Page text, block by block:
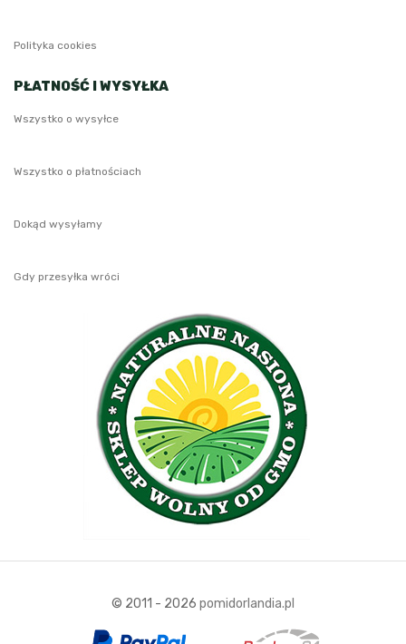
Polityka cookies
PŁATNOŚĆ I WYSYŁKA
Wszystko o wysyłce
Wszystko o płatnościach
Dokąd wysyłamy
Gdy przesyłka wróci
© 2011 - 2026 pomidorlandia.pl